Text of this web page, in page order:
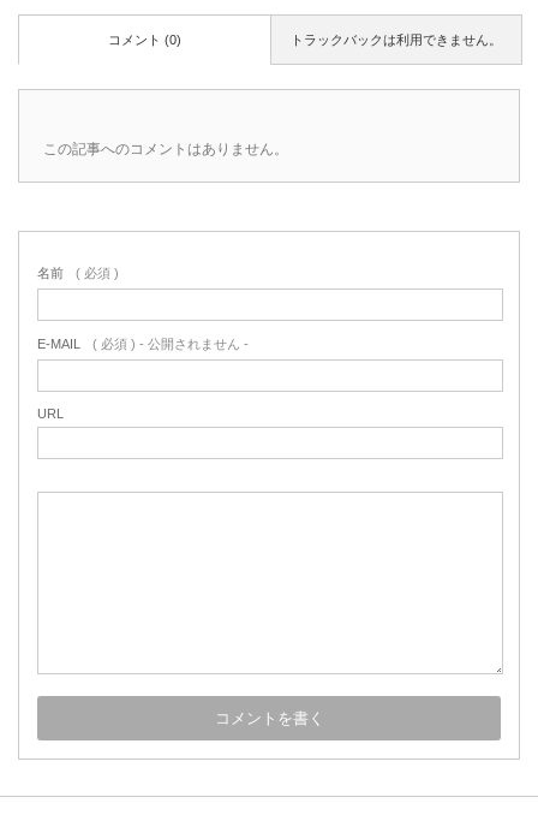
トラックバックは利用できません。
コメント (0)
この記事へのコメントはありません。
名前 ( 必須 )
E-MAIL ( 必須 ) - 公開されません -
URL